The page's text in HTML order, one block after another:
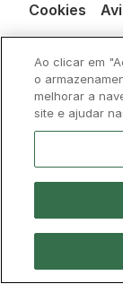
Cookies
© CP 2026, Todos
Ao clicar em
o
melhorar a
site e ajudar